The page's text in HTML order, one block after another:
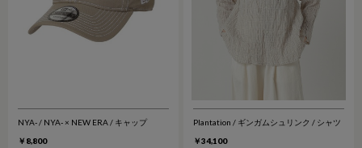
NYA- / NYA- × NEW ERA / キャップ
￥8,800
Plantation / ギンガムシュリンク / シャツ
￥34,100